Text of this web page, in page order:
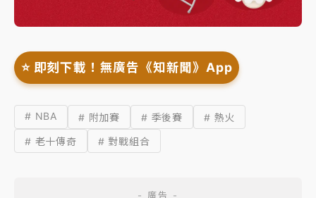
⭐️ 即刻下載！無廣告《知新聞》App
# NBA # 附加賽 # 季後賽
# 熱火
# 老十傳奇
# 對戰組合